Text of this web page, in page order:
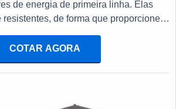
de energia de primeira linha. Elas
de forma que proporcionem
funcionem em perfeito estado. Dentre
geradores, destacam-se: Bombas
Peças para o motor; Bombas
COTAR AGORA